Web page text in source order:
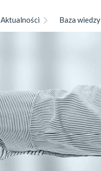
Aktualności Baza wiedzy